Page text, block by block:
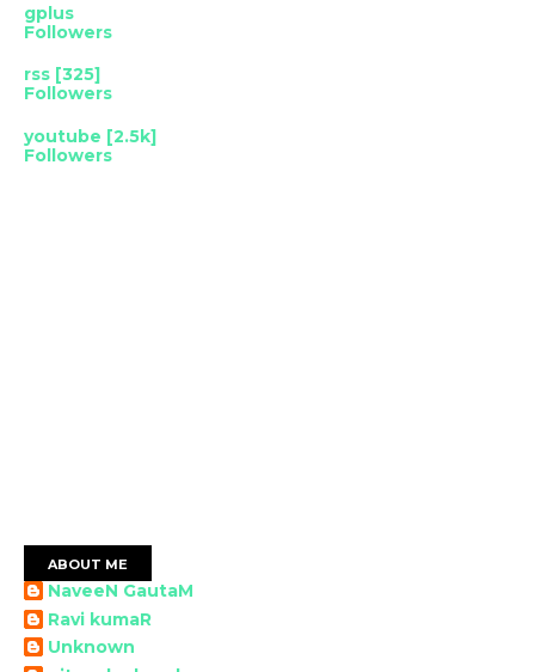
gplus
Followers
rss [325]
Followers
youtube [2.5k]
Followers
ABOUT ME
NaveeN GautaM
Ravi kumaR
Unknown